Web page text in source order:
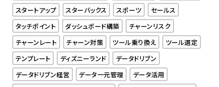
スタートアップ
スターバックス スポーツ
セールス
タッチポイント
ダッシュボード構築
チャーンリスク
チャーンレート
チャーン対策 ツール乗り換え
ツール選定
テンプレート
ディズニーランド
データドリブン
データドリブン経営
データ一元管理
データ活用